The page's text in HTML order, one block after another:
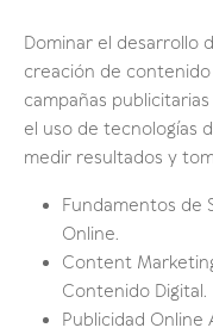
Dominar el desarrollo
creación de
campañas
el uso de tecnologías
medir resultados y
Fundamentos de
Online.
Content
Contenido Digital.
Publicidad Online